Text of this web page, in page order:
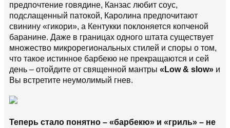
предпочтение говядине, Канзас любит соус,
подслащенный патокой, Каролина предпочитают
свинину «гикори», а Кентукки поклоняется копченой
баранине. Даже в границах одного штата существует
множество микрорегиональных стилей и споры о том,
что такое истинное барбекю не прекращаются и сей
день – отойдите от священной мантры «Low & slow» и
Вы встретите неумолимый гнев.
Теперь стало понятно – «барбекю» и «гриль» – не